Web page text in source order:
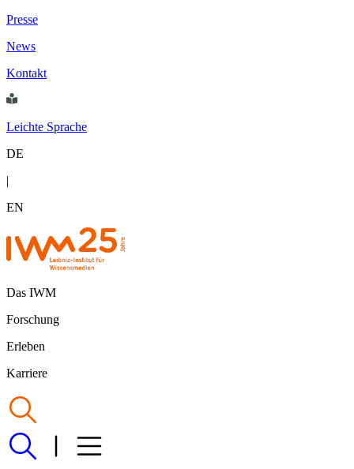
Presse
News
Kontakt
Leichte Sprache
DE
|
EN
Das IWM
Forschung
Erleben
Karriere